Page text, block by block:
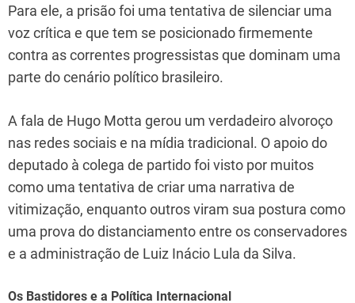
Para ele, a prisão foi uma tentativa de silenciar uma
voz crítica e que tem se posicionado firmemente
contra as correntes progressistas que dominam uma
parte do cenário político brasileiro.
A fala de Hugo Motta gerou um verdadeiro alvoroço
nas redes sociais e na mídia tradicional. O apoio do
deputado à colega de partido foi visto por muitos
como uma tentativa de criar uma narrativa de
vitimização, enquanto outros viram sua postura como
uma prova do distanciamento entre os conservadores
e a administração de Luiz Inácio Lula da Silva.
Os Bastidores e a Política Internacional